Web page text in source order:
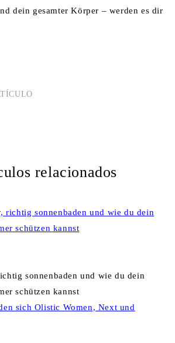
dein gesamter Körper – werden es dir
relacionados
sonnenbaden und wie du dein
schützen kannst